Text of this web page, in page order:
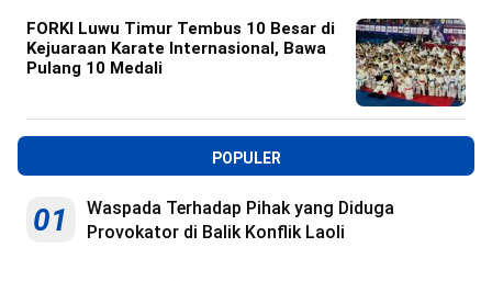
FORKI Luwu Timur Tembus 10 Besar di
Kejuaraan Karate Internasional, Bawa
Pulang 10 Medali
POPULER
01
Waspada Terhadap Pihak yang Diduga
Provokator di Balik Konflik Laoli